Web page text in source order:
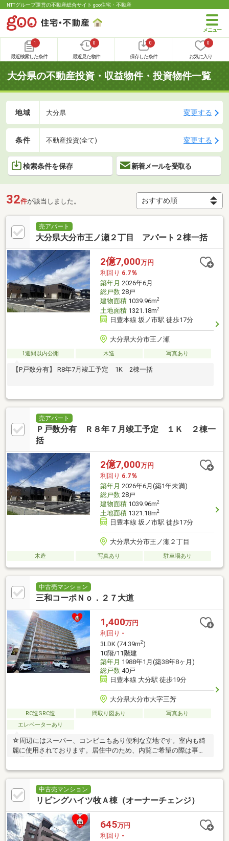
NTTグループ運営の不動産総合サイト goo住宅・不動産
1
最近検索した条件
0
最近見た物件
0
保存した条件
0
お気に入り
大分県の不動産投資・収益物件・投資物件一覧
地域 大分県 変更する
条件 不動産投資(全て) 変更する
検索条件を保存 新着メールを受取る
32件が該当しました。
売アパート
大分県大分市王ノ瀬２丁目 アパート２棟一括
2億7,000万円
利回り 6.7％
築年月 2026年6月
総戸数28戸
建物面積1039.96m2
土地面積1321.18m2
日豊本線 坂ノ市駅 徒歩17分
大分県大分市王ノ瀬
1週間以内公開 木造 写真あり
【P戸数分有】 R8年7月竣工予定 1K 2棟一括
売アパート
Ｐ戸数分有 Ｒ８年７月竣工予定 １Ｋ ２棟一
括
2億7,000万円
利回り 6.7％
築年月 2026年6月(築1年未満)
総戸数28戸
建物面積1039.96m2
土地面積1321.18m2
日豊本線 坂ノ市駅 徒歩17分
大分県大分市王ノ瀬２丁目
木造 写真あり 駐車場あり
中古売マンション
三和コーポＮｏ．２７大道
1,400万円
利回り -
3LDK (74.39m2)
10階/11階建
築年月 1988年1月(築38年8ヶ月)
総戸数40戸
日豊本線 大分駅 徒歩19分
大分県大分市大字三芳
RC造SRC造 間取り図あり
写真あり
エレベーターあり
☆周辺にはスーパー、コンビニもあり便利な立地です。室内も綺
麗に使用されております。居住中のため、内覧ご希望の際は事前
に予約が必要となります。
中古売マンション
リビングハイツ牧Ａ棟（オーナーチェンジ）
645万円
利回り -